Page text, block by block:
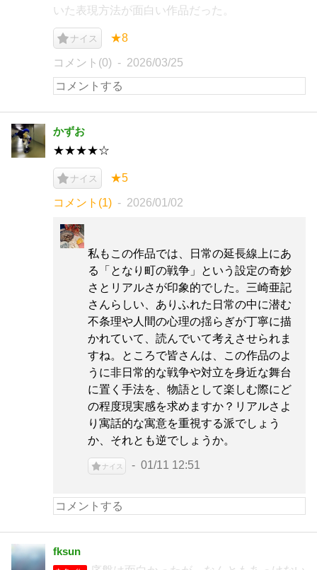
いた表現方法が面白い作品だった。
ナイス ★8
コメント(0) 2026/03/25
かずお
★★★★☆
ナイス ★5
コメント(1) 2026/01/02
私もこの作品では、日常の延長線上にあ
る「となり町の戦争」という設定の奇妙
さとリアルさが印象的でした。三崎亜記
さんらしい、ありふれた日常の中に潜む
不条理や人間の心理の揺らぎが丁寧に描
かれていて、読んでいて考えさせられま
すね。ところで皆さんは、この作品のよ
うに非日常的な戦争や対立を身近な舞台
に置く手法を、物語として楽しむ際にど
の程度現実感を求めますか？リアルさよ
り寓話的な寓意を重視する派でしょう
か、それとも逆でしょうか。
ナイス 01/11 12:51
fksun